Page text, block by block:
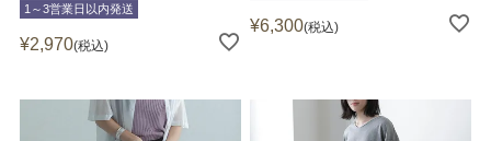
1～3営業日以内発送
¥2,970 税込
¥6,300 税込